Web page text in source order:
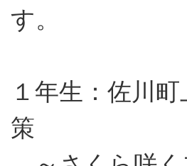
す。
１年生：佐川
策